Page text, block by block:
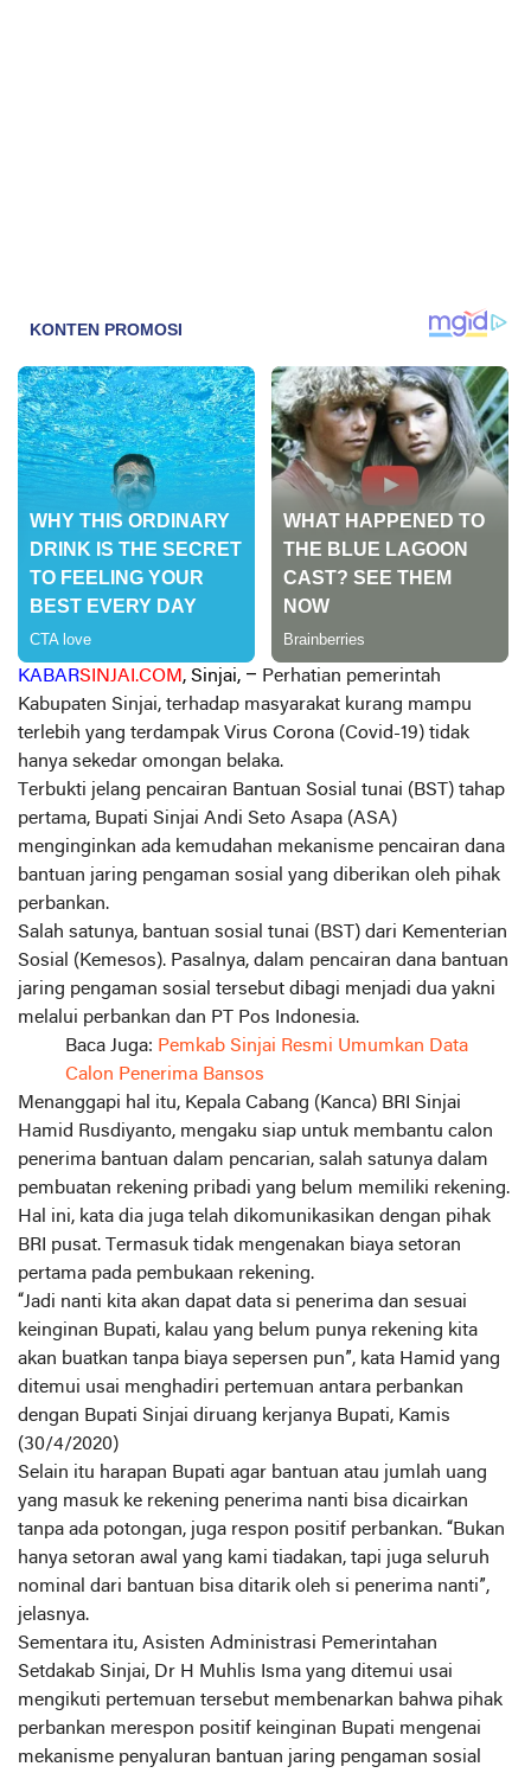
KABARSINJAI.COM , Sinjai, – Perhatian pemerintah
Kabupaten Sinjai, terhadap masyarakat kurang mampu
terlebih yang terdampak Virus Corona (Covid-19) tidak
hanya sekedar omongan belaka.
Terbukti jelang pencairan Bantuan Sosial tunai (BST) tahap
pertama, Bupati Sinjai Andi Seto Asapa (ASA)
menginginkan ada kemudahan mekanisme pencairan dana
bantuan jaring pengaman sosial yang diberikan oleh pihak
perbankan.
Salah satunya, bantuan sosial tunai (BST) dari Kementerian
Sosial (Kemesos). Pasalnya, dalam pencairan dana bantuan
jaring pengaman sosial tersebut dibagi menjadi dua yakni
melalui perbankan dan PT Pos Indonesia.
Baca Juga: Pemkab Sinjai Resmi Umumkan Data
Calon Penerima Bansos
Menanggapi hal itu, Kepala Cabang (Kanca) BRI Sinjai
Hamid Rusdiyanto, mengaku siap untuk membantu calon
penerima bantuan dalam pencarian, salah satunya dalam
pembuatan rekening pribadi yang belum memiliki rekening.
Hal ini, kata dia juga telah dikomunikasikan dengan pihak
BRI pusat. Termasuk tidak mengenakan biaya setoran
pertama pada pembukaan rekening.
“Jadi nanti kita akan dapat data si penerima dan sesuai
keinginan Bupati, kalau yang belum punya rekening kita
akan buatkan tanpa biaya sepersen pun”, kata Hamid yang
ditemui usai menghadiri pertemuan antara perbankan
dengan Bupati Sinjai diruang kerjanya Bupati, Kamis
(30/4/2020)
Selain itu harapan Bupati agar bantuan atau jumlah uang
yang masuk ke rekening penerima nanti bisa dicairkan
tanpa ada potongan, juga respon positif perbankan. “Bukan
hanya setoran awal yang kami tiadakan, tapi juga seluruh
nominal dari bantuan bisa ditarik oleh si penerima nanti”,
jelasnya.
Sementara itu, Asisten Administrasi Pemerintahan
Setdakab Sinjai, Dr H Muhlis Isma yang ditemui usai
mengikuti pertemuan tersebut membenarkan bahwa pihak
perbankan merespon positif keinginan Bupati mengenai
mekanisme penyaluran bantuan jaring pengaman sosial